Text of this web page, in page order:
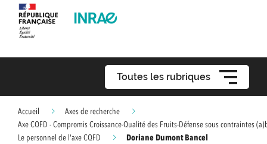
Toutes les rubriques
Accueil
Axes de recherche
Axe CQFD - Compromis Croissance-Qualité des Fruits-Défense sous contraintes
Le personnel de l'axe CQFD
Doriane Dumont Bancel